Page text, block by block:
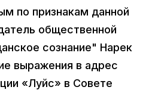
по признакам данной
общественной
сознание" Нарек
выражения в адрес
«Луйс» в Совете